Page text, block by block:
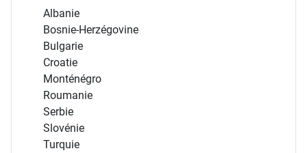
Albanie
Bosnie-Herzégovine
Bulgarie
Croatie
Monténégro
Roumanie
Serbie
Slovénie
Turquie